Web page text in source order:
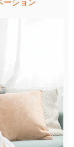
ーション